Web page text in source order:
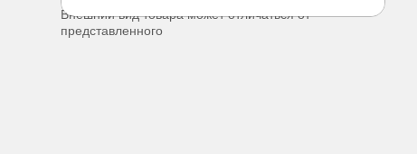
Внешний вид товара может отличаться от
представленного